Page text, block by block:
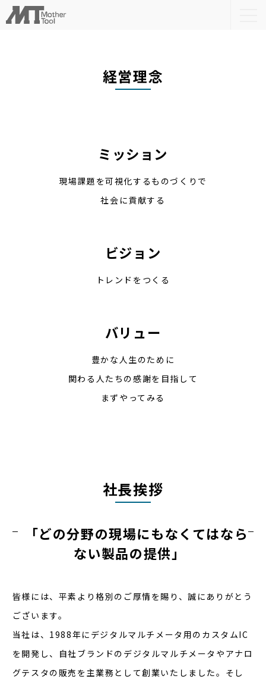
経営理念
ミッション
現場課題を可視化するものづくりで
社会に貢献する
ビジョン
トレンドをつくる
バリュー
豊かな人生のために
関わる人たちの感謝を目指して
まずやってみる
社長挨拶
「どの分野の現場にもなくてはなら
ない製品の提供」
皆様には、平素より格別のご厚情を賜り、誠にありがとう
ございます。
当社は、1988年にデジタルマルチメータ用のカスタムIC
を開発し、自社ブランドのデジタルマルチメータやアナロ
グテスタの販売を主業務として創業いたしました。そし